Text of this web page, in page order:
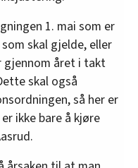
1. mai som er
skal gjelde, eller
gjennom året i takt
skal også
så her er
ikke bare å kjøre